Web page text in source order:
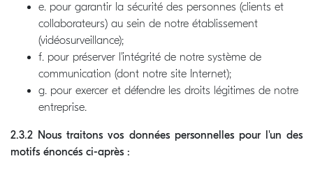
e. pour garantir la sécurité des personnes (clients et
collaborateurs) au sein de notre établissement
(vidéosurveillance);
f. pour préserver l'intégrité de notre système de
communication (dont notre site Internet);
g. pour exercer et défendre les droits légitimes de notre
entreprise.
2.3.2 Nous traitons vos données personnelles pour l'un des
motifs énoncés ci-après :